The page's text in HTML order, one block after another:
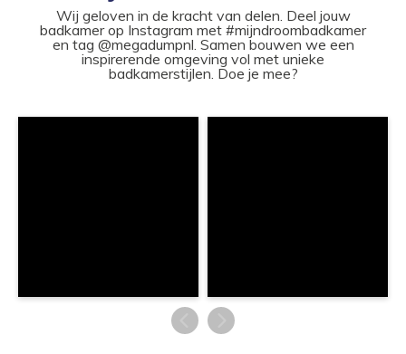
Wij geloven in de kracht van delen. Deel jouw
badkamer op Instagram met #mijndroombadkamer
en tag @megadumpnl. Samen bouwen we een
inspirerende omgeving vol met unieke
badkamerstijlen. Doe je mee?